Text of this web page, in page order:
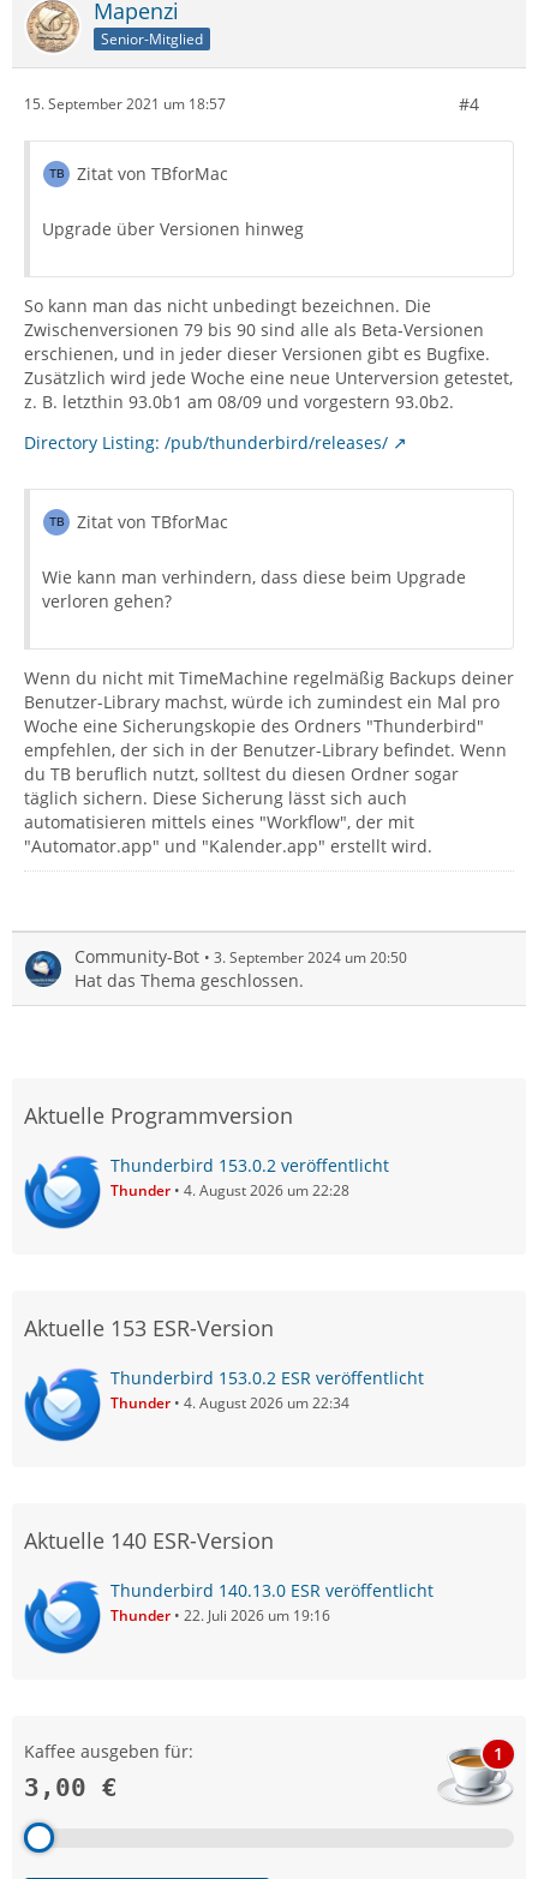
Mapenzi
Senior-Mitglied
15. September 2021 um 18:57 #4
Zitat von TBforMac
Upgrade über Versionen hinweg
So kann man das nicht unbedingt bezeichnen. Die
Zwischenversionen 79 bis 90 sind alle als Beta-Versionen
erschienen, und in jeder dieser Versionen gibt es Bugfixe.
Zusätzlich wird jede Woche eine neue Unterversion getestet,
z. B. letzthin 93.0b1 am 08/09 und vorgestern 93.0b2.
Directory Listing: /pub/thunderbird/releases/
Zitat von TBforMac
Wie kann man verhindern, dass diese beim Upgrade
verloren gehen?
Wenn du nicht mit TimeMachine regelmäßig Backups deiner
Benutzer-Library machst, würde ich zumindest ein Mal pro
Woche eine Sicherungskopie des Ordners "Thunderbird"
empfehlen, der sich in der Benutzer-Library befindet. Wenn
du TB beruflich nutzt, solltest du diesen Ordner sogar
täglich sichern. Diese Sicherung lässt sich auch
automatisieren mittels eines "Workflow", der mit
"Automator.app" und "Kalender.app" erstellt wird.
Community-Bot 3. September 2024 um 20:50
Hat das Thema geschlossen.
Aktuelle Programmversion
Thunderbird 153.0.2 veröffentlicht
Thunder 4. August 2026 um 22:28
Aktuelle 153 ESR-Version
Thunderbird 153.0.2 ESR veröffentlicht
Thunder 4. August 2026 um 22:34
Aktuelle 140 ESR-Version
Thunderbird 140.13.0 ESR veröffentlicht
Thunder 22. Juli 2026 um 19:16
Kaffee ausgeben für:
3,00 €
1